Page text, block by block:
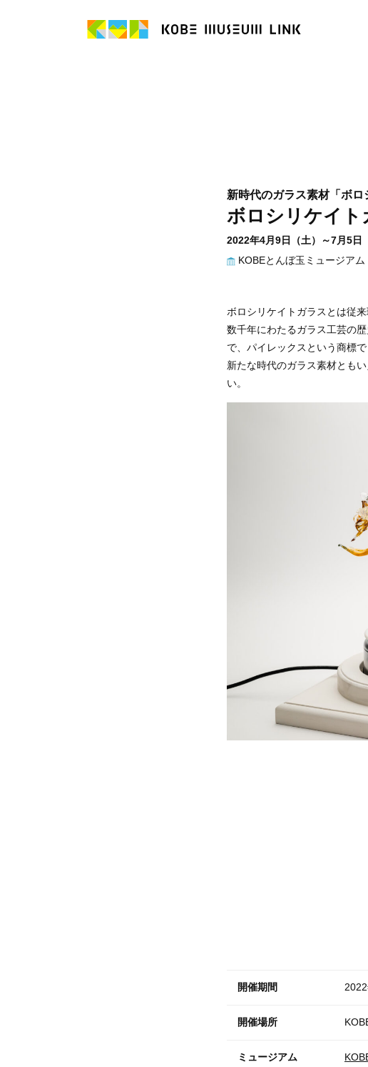
新時代のガラス素材「ボ
ボロシリケイト
2022年4月9日（土）～7月5日
KOBEとんぼ玉ミュージアム
ボロシリケイトガラスとは従
数千年にわたるガラス工芸の
で、パイレックスという商標で
新たな時代のガラス素材とも
い。
開催期間
開催場所
ミュージアム